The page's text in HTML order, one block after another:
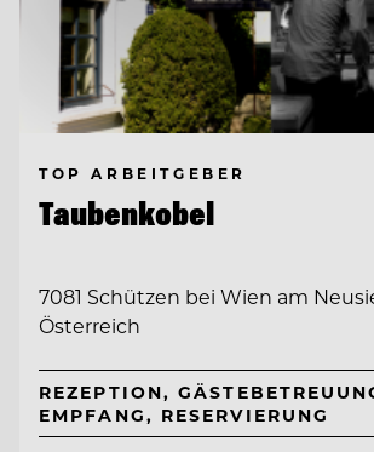
TOP ARBEITGEBER
Taubenkobel
7081 Schützen bei Wien am
Österreich
REZEPTION,
EMPFANG, RESERVIERUNG